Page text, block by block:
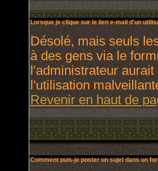
Lorsque je clique sur le lien e-mail d'un
Désolé, mais seuls
à des gens via le
l'administrateur
l'utilisation
Revenir en haut de
Comment puis-je poster un sujet dans un